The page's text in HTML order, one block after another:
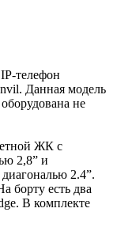
телефон
Данная модель
не
ЖК c
2,8” и
2.4”.
борту есть два
В комплекте